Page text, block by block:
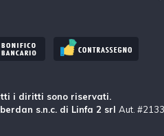
i diritti sono riservati.
s.n.c. di Linfa 2 srl Aut.